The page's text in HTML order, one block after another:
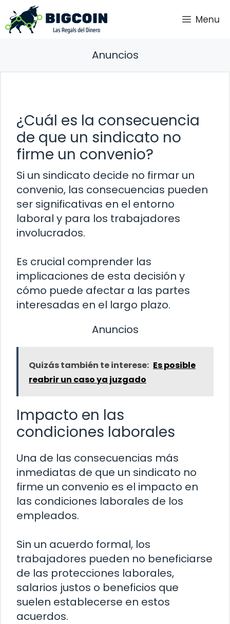
Saltar
al
contenido
Menu
Anuncios
¿Cuál es la consecuencia
de que un sindicato no
firme un convenio?
Si un sindicato decide no firmar un
convenio, las consecuencias pueden
ser significativas en el entorno
laboral y para los trabajadores
involucrados.
Es crucial comprender las
implicaciones de esta decisión y
cómo puede afectar a las partes
interesadas en el largo plazo.
Anuncios
Quizás también te interese: Es posible
reabrir un caso ya juzgado
Impacto en las
condiciones laborales
Una de las consecuencias más
inmediatas de que un sindicato no
firme un convenio es el impacto en
las condiciones laborales de los
empleados.
Sin un acuerdo formal, los
trabajadores pueden no beneficiarse
de las protecciones laborales,
salarios justos o beneficios que
suelen establecerse en estos
acuerdos.